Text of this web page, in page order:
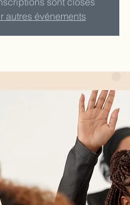
autres événements